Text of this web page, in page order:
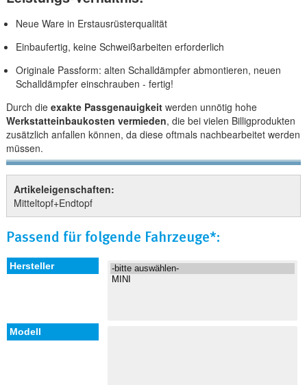
Neue Ware in Erstausrüsterqualität
Einbaufertig, keine Schweißarbeiten erforderlich
Originale Passform: alten Schalldämpfer abmontieren, neuen
Schalldämpfer einschrauben - fertig!
Durch die exakte Passgenauigkeitwerden unnötig hohe
Werkstatteinbaukosten vermieden, die bei vielen Billigprodukten
zusätzlich anfallen können, da diese oftmals nachbearbeitet werden
müssen.
Artikeleigenschaften:
Mitteltopf+Endtopf
Passend für folgende Fahrzeuge*: